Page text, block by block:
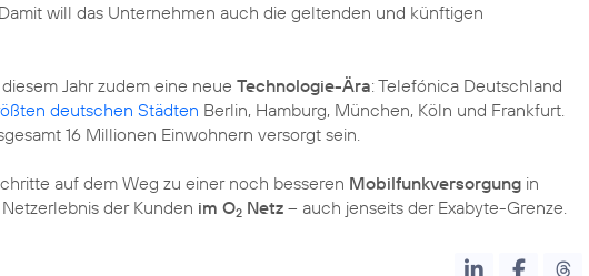
will das Unternehmen auch die geltenden und künftigen
Jahr zudem eine neue Technologie-Ära: Telefónica Deutschland
deutschen Städten Berlin, Hamburg, München, Köln und Frankfurt.
16 Millionen Einwohnern versorgt sein.
auf dem Weg zu einer noch besseren Mobilfunkversorgung in
der Kunden im O2 Netz – auch jenseits der Exabyte-Grenze.